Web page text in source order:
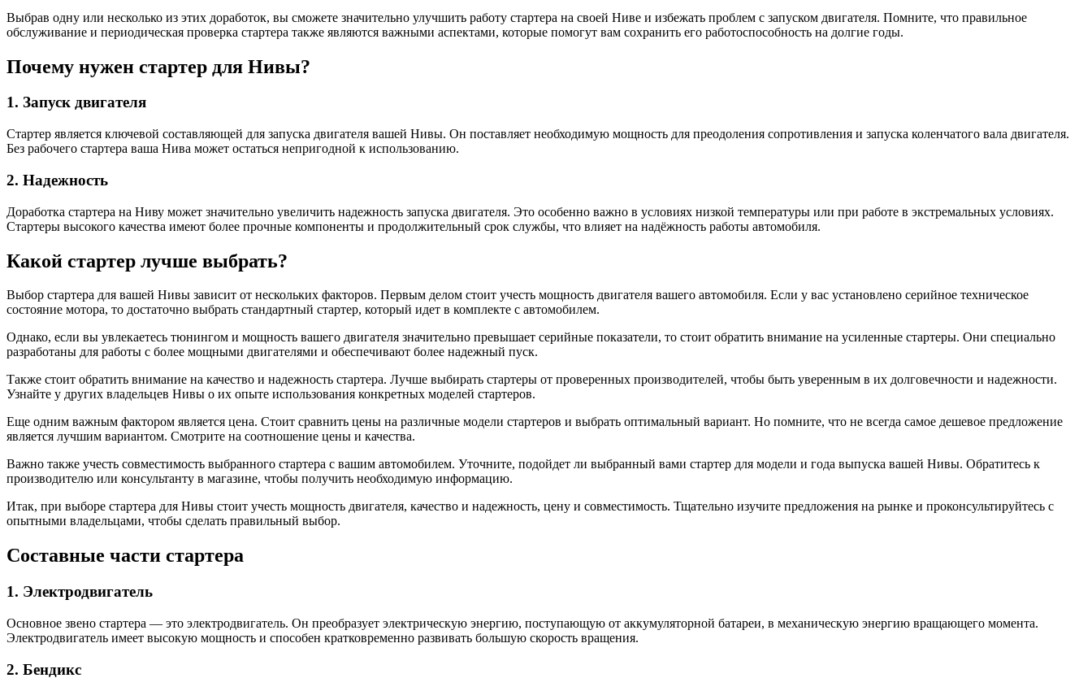
Выбрав одну или несколько из этих доработок, вы сможете значительно улучшить работу стартера на своей Ниве и избежать проблем с запуском двигателя. Помните, что правильное
обслуживание и периодическая проверка стартера также являются важными аспектами, которые помогут вам сохранить его работоспособность на долгие годы.
Почему нужен стартер для Нивы?
1. Запуск двигателя
Стартер является ключевой составляющей для запуска двигателя вашей Нивы. Он поставляет необходимую мощность для преодоления сопротивления и запуска коленчатого вала двигателя.
Без рабочего стартера ваша Нива может остаться непригодной к использованию.
2. Надежность
Доработка стартера на Ниву может значительно увеличить надежность запуска двигателя. Это особенно важно в условиях низкой температуры или при работе в экстремальных условиях.
Стартеры высокого качества имеют более прочные компоненты и продолжительный срок службы, что влияет на надёжность работы автомобиля.
Какой стартер лучше выбрать?
Выбор стартера для вашей Нивы зависит от нескольких факторов. Первым делом стоит учесть мощность двигателя вашего автомобиля. Если у вас установлено серийное техническое
состояние мотора, то достаточно выбрать стандартный стартер, который идет в комплекте с автомобилем.
Однако, если вы увлекаетесь тюнингом и мощность вашего двигателя значительно превышает серийные показатели, то стоит обратить внимание на усиленные стартеры. Они специально
разработаны для работы с более мощными двигателями и обеспечивают более надежный пуск.
Также стоит обратить внимание на качество и надежность стартера. Лучше выбирать стартеры от проверенных производителей, чтобы быть уверенным в их долговечности и надежности.
Узнайте у других владельцев Нивы о их опыте использования конкретных моделей стартеров.
Еще одним важным фактором является цена. Стоит сравнить цены на различные модели стартеров и выбрать оптимальный вариант. Но помните, что не всегда самое дешевое предложение
является лучшим вариантом. Смотрите на соотношение цены и качества.
Важно также учесть совместимость выбранного стартера с вашим автомобилем. Уточните, подойдет ли выбранный вами стартер для модели и года выпуска вашей Нивы. Обратитесь к
производителю или консультанту в магазине, чтобы получить необходимую информацию.
Итак, при выборе стартера для Нивы стоит учесть мощность двигателя, качество и надежность, цену и совместимость. Тщательно изучите предложения на рынке и проконсультируйтесь с
опытными владельцами, чтобы сделать правильный выбор.
Составные части стартера
1. Электродвигатель
Основное звено стартера — это электродвигатель. Он преобразует электрическую энергию, поступающую от аккумуляторной батареи, в механическую энергию вращающего момента.
Электродвигатель имеет высокую мощность и способен кратковременно развивать большую скорость вращения.
2. Бендикс